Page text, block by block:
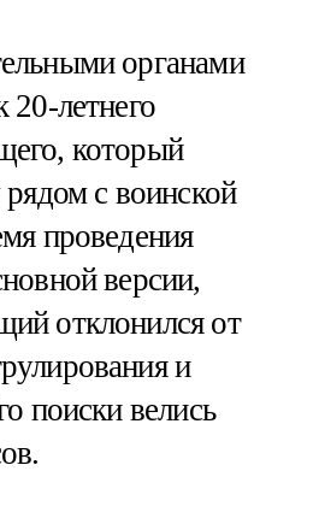
органами
20-летнего
который
с воинской
проведения
версии,
отклонился от
и
поиски велись